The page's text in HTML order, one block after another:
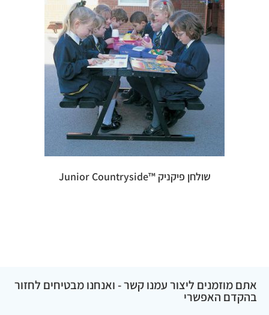
שולחן פיקניק ™Junior Countryside
אתם מוזמנים ליצור עמנו קשר - ואנחנו מבטיחים לחזור
בהקדם האפשרי